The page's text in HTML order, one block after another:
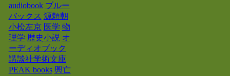
audiobook ブルー
バックス 源頼朝
小松左京 医学 物
理学 歴史小説 オ
ーディオブック
講談社学術文庫
PEAK books 興亡